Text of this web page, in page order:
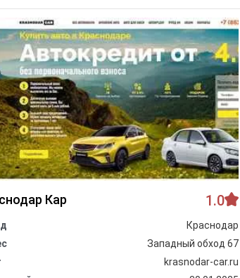
Кар 1.0
Краснодар
Западный обход 67
krasnodar-car.ru